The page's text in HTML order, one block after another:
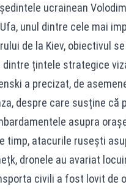
ucrainean
unul dintre cele mai
de la Kiev, obiectivul
dintre țintele strategice
a precizat, de
despre care susține că
asupra
timp, atacurile rusești
dronele au avariat
civili a fost lovit de